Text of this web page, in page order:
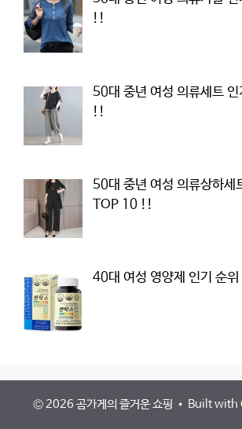
!!
50대 중년 여성 의류세트
!!
50대 중년 여성 의류상하세
TOP 10 !!
40대 여성 영양제 인기 순
© 2026 곰가게의 즐거운 쇼핑 • Built with